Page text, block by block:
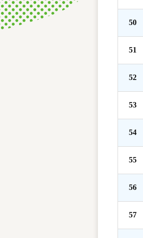
50
51
52
53
54
55
56
57